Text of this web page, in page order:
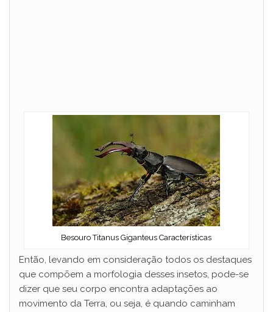
Besouro Titanus Giganteus Características
Então, levando em consideração todos os destaques
que compõem a morfologia desses insetos, pode-se
dizer que seu corpo encontra adaptações ao
movimento da Terra, ou seja, é quando caminham